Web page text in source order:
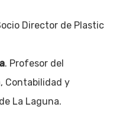
Director de Plastic
. Profesor del
Contabilidad y
La Laguna.